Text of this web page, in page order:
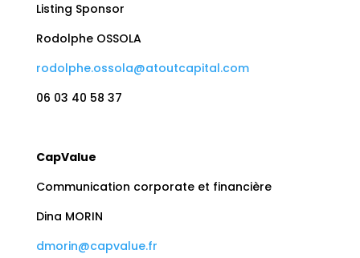
Listing Sponsor
Rodolphe OSSOLA
rodolphe.ossola@atoutcapital.com
06 03 40 58 37
CapValue
Communication corporate et financière
Dina MORIN
dmorin@capvalue.fr